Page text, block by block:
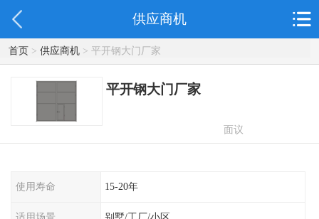
供应商机
首页> 供应商机> 平开钢大门厂家
平开钢大门厂家
面议
使用寿命 15-20年